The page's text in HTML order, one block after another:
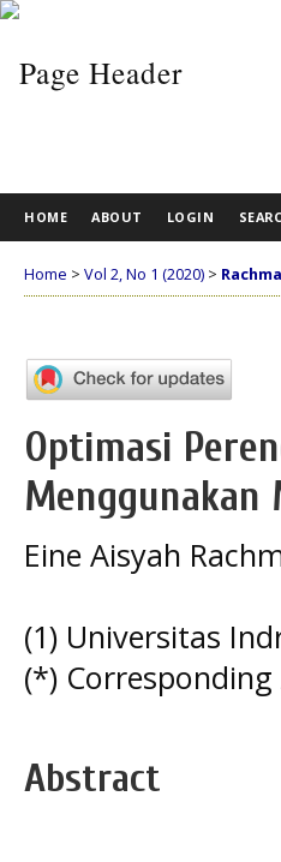
HOME ABOUT LOGIN
Home > Vol 2, No 1 (2020) > Rachma
Optimasi
Menggunakan
Eine Aisyah
(1) Universitas
(*)
Abstract